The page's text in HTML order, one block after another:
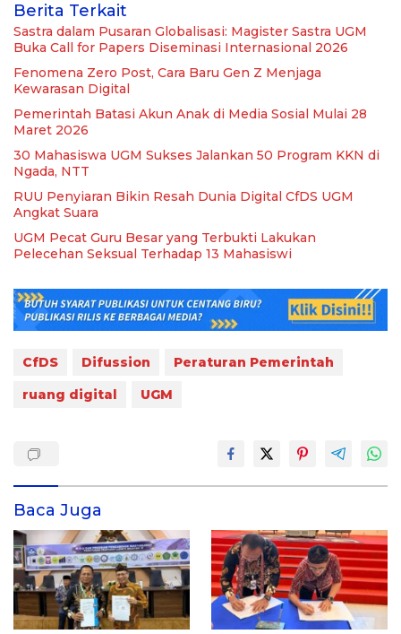
Berita Terkait
Sastra dalam Pusaran Globalisasi: Magister Sastra UGM
Buka Call for Papers Diseminasi Internasional 2026
Fenomena Zero Post, Cara Baru Gen Z Menjaga
Kewarasan Digital
Pemerintah Batasi Akun Anak di Media Sosial Mulai 28
Maret 2026
30 Mahasiswa UGM Sukses Jalankan 50 Program KKN di
Ngada, NTT
RUU Penyiaran Bikin Resah Dunia Digital CfDS UGM
Angkat Suara
UGM Pecat Guru Besar yang Terbukti Lakukan
Pelecehan Seksual Terhadap 13 Mahasiswi
CfDS Difussion
Peraturan Pemerintah
ruang digital
UGM
Baca Juga